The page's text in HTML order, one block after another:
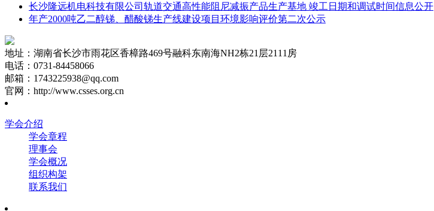
长沙隆远机电科技有限公司轨道交通高性能阻尼减振产品生产基地 竣工日期和调试时间信息公开
年产2000吨乙二醇锑、醋酸锑生产线建设项目环境影响评价第二次公示
地址：湖南省长沙市雨花区香樟路469号融科东南海NH2栋21层2111房
电话：0731-84458066
邮箱：1743225938@qq.com
官网：http://www.csses.org.cn
学会介绍
学会章程
理事会
学会概况
组织构架
联系我们